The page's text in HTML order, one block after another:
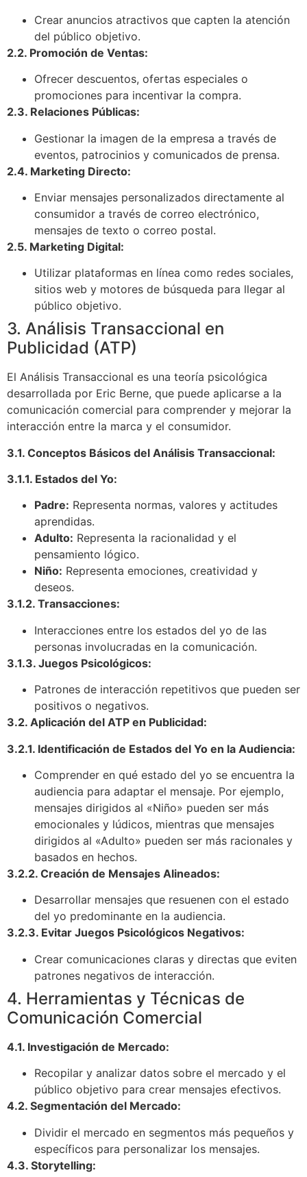
Crear anuncios atractivos que capten la atención
del público objetivo.
2.2. Promoción de Ventas:
Ofrecer descuentos, ofertas especiales o
promociones para incentivar la compra.
2.3. Relaciones Públicas:
Gestionar la imagen de la empresa a través de
eventos, patrocinios y comunicados de prensa.
2.4. Marketing Directo:
Enviar mensajes personalizados directamente al
consumidor a través de correo electrónico,
mensajes de texto o correo postal.
2.5. Marketing Digital:
Utilizar plataformas en línea como redes sociales,
sitios web y motores de búsqueda para llegar al
público objetivo.
3. Análisis Transaccional en
Publicidad (ATP)
El Análisis Transaccional es una teoría psicológica
desarrollada por Eric Berne, que puede aplicarse a la
comunicación comercial para comprender y mejorar la
interacción entre la marca y el consumidor.
3.1. Conceptos Básicos del Análisis Transaccional:
3.1.1. Estados del Yo:
Padre: Representa normas, valores y actitudes
aprendidas.
Adulto: Representa la racionalidad y el
pensamiento lógico.
Niño: Representa emociones, creatividad y
deseos.
3.1.2. Transacciones:
Interacciones entre los estados del yo de las
personas involucradas en la comunicación.
3.1.3. Juegos Psicológicos:
Patrones de interacción repetitivos que pueden ser
positivos o negativos.
3.2. Aplicación del ATP en Publicidad:
3.2.1. Identificación de Estados del Yo en la Audiencia:
Comprender en qué estado del yo se encuentra la
audiencia para adaptar el mensaje. Por ejemplo,
mensajes dirigidos al «Niño» pueden ser más
emocionales y lúdicos, mientras que mensajes
dirigidos al «Adulto» pueden ser más racionales y
basados en hechos.
3.2.2. Creación de Mensajes Alineados:
Desarrollar mensajes que resuenen con el estado
del yo predominante en la audiencia.
3.2.3. Evitar Juegos Psicológicos Negativos:
Crear comunicaciones claras y directas que eviten
patrones negativos de interacción.
4. Herramientas y Técnicas de
Comunicación Comercial
4.1. Investigación de Mercado:
Recopilar y analizar datos sobre el mercado y el
público objetivo para crear mensajes efectivos.
4.2. Segmentación del Mercado:
Dividir el mercado en segmentos más pequeños y
específicos para personalizar los mensajes.
4.3. Storytelling: